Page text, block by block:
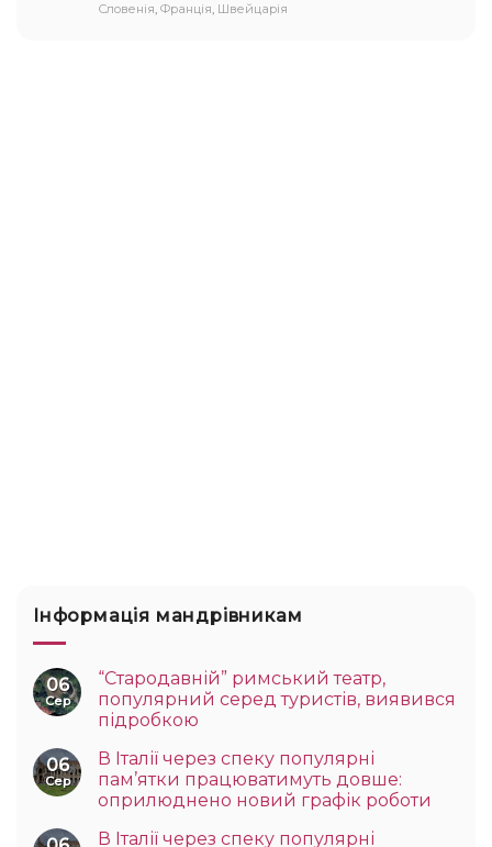
Словенія, Франція, Швейцарія
Інформація мандрівникам
06
Сер
“Стародавній” римський театр,
популярний серед туристів, виявився
підробкою
06
Сер
В Італії через спеку популярні
пам’ятки працюватимуть довше:
оприлюднено новий графік роботи
В Італії через спеку популярні